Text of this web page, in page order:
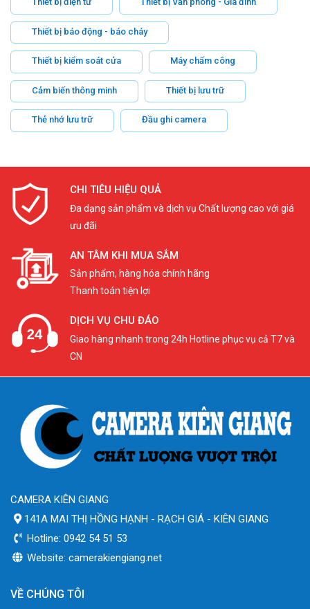
Thiết bị báo động - báo cháy
Thiết bị kiểm soát cửa Máy chấm công
Cảm biến thông minh Thiết bị lưu trữ
Thẻ nhớ lưu trữ Đầu ghi camera
CHI TIÊU HIỆU QUẢ
Đa dạng sản phẩm và dịch vụ Chất lượng cao với giá
ưu đãi
AN TÂM KHI MUA SẮM
Sản phẩm, hàng hóa chính hãng
Thanh toán tiện lợi
DỊCH VỤ CHU ĐÁO
Giao hàng nhanh trong 24h Hotline phục vụ cả T7 và
CN
CAMERA KIÊN GIANG
141A MAI THỊ HỒNG HẠNH - RẠCH GIÁ - KIÊN GIANG
Hotline: 0942 54 51 53
Website: camerakiengiang.net
VỀ CHÚNG TÔI